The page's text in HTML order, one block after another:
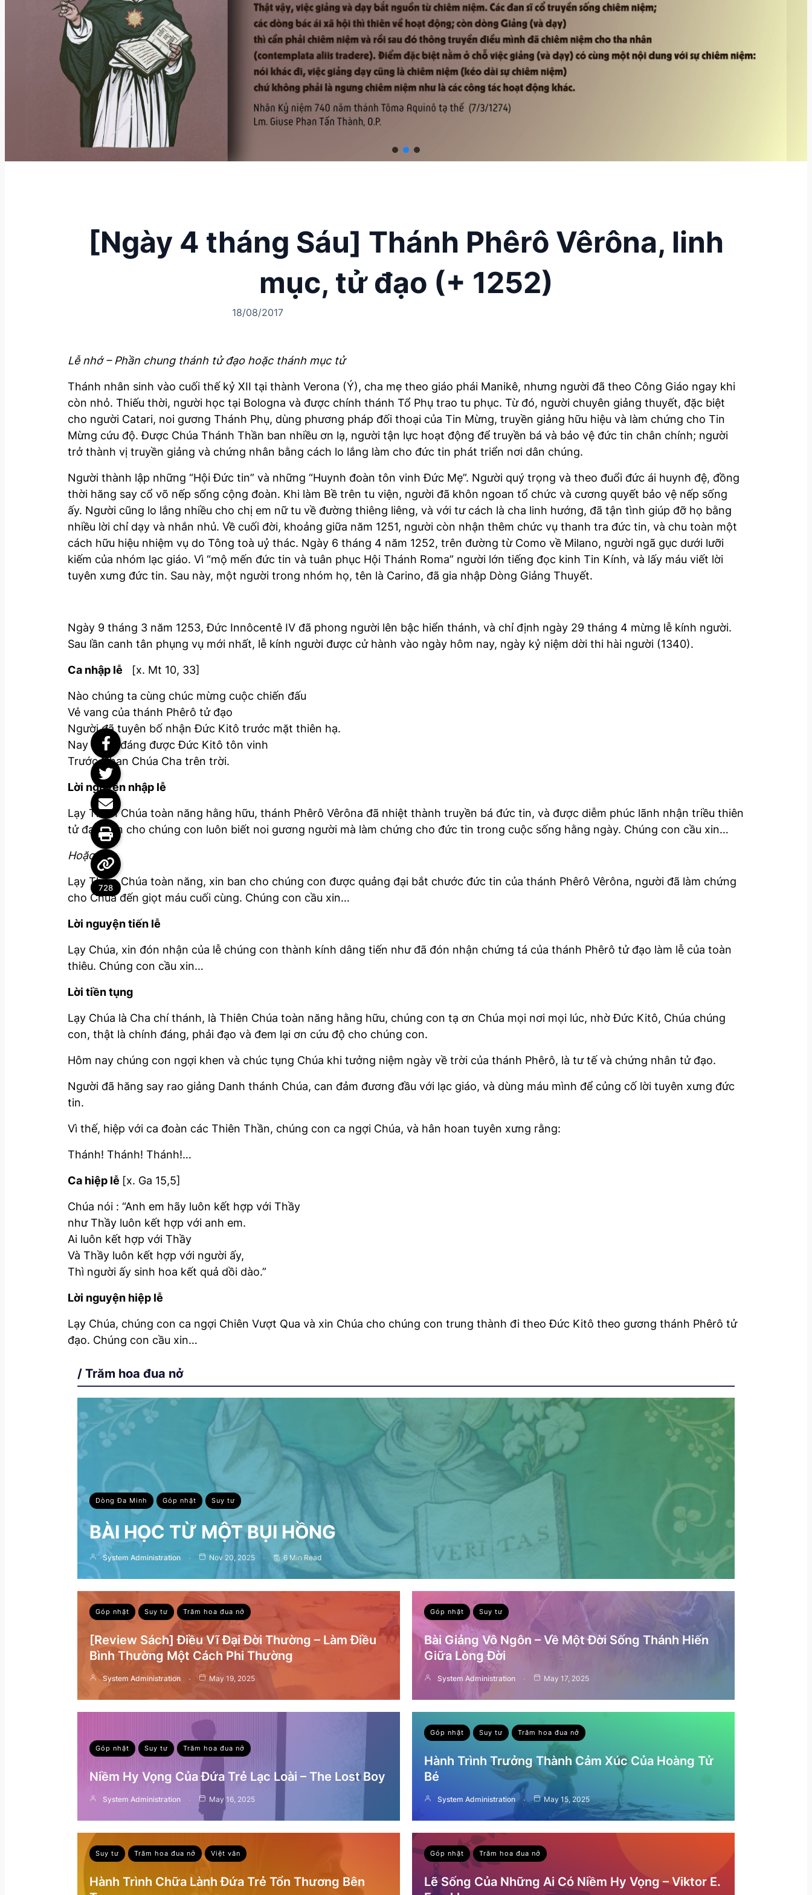
[Ngày 4 tháng Sáu] Thánh Phêrô Vêrôna, linh
mục, tử đạo (+ 1252)
18/08/2017
Lễ nhớ – Phần chung thánh tử đạo hoặc thánh mục tử
Thánh nhân sinh vào cuối thế kỷ XII tại thành Verona (Ý), cha mẹ theo giáo phái Manikê, nhưng người đã theo Công Giáo ngay khi
còn nhỏ. Thiếu thời, người học tại Bologna và được chính thánh Tổ Phụ trao tu phục. Từ đó, người chuyên giảng thuyết, đặc biệt
cho người Catari, noi gương Thánh Phụ, dùng phương pháp đối thoại của Tin Mừng, truyền giảng hữu hiệu và làm chứng cho Tin
Mừng cứu độ. Được Chúa Thánh Thần ban nhiều ơn lạ, người tận lực hoạt động để truyền bá và bảo vệ đức tin chân chính; người
trở thành vị truyền giảng và chứng nhân bằng cách lo lắng làm cho đức tin phát triển nơi dân chúng.
Người thành lập những “Hội Đức tin” và những “Huynh đoàn tôn vinh Đức Mẹ”. Người quý trọng và theo đuổi đức ái huynh đệ, đồng
thời hăng say cổ võ nếp sống cộng đoàn. Khi làm Bề trên tu viện, người đã khôn ngoan tổ chức và cương quyết bảo vệ nếp sống
ấy. Người cũng lo lắng nhiều cho chị em nữ tu về đường thiêng liêng, và với tư cách là cha linh hướng, đã tận tình giúp đỡ họ bằng
nhiều lời chỉ dạy và nhắn nhủ. Về cuối đời, khoảng giữa năm 1251, người còn nhận thêm chức vụ thanh tra đức tin, và chu toàn một
cách hữu hiệu nhiệm vụ do Tông toà uỷ thác. Ngày 6 tháng 4 năm 1252, trên đường từ Como về Milano, người ngã gục dưới lưỡi
kiếm của nhóm lạc giáo. Vì “mộ mến đức tin và tuân phục Hội Thánh Roma” người lớn tiếng đọc kinh Tin Kính, và lấy máu viết lời
tuyên xưng đức tin. Sau này, một người trong nhóm họ, tên là Carino, đã gia nhập Dòng Giảng Thuyết.
Ngày 9 tháng 3 năm 1253, Đức Innôcentê IV đã phong người lên bậc hiển thánh, và chỉ định ngày 29 tháng 4 mừng lễ kính người.
Sau lần canh tân phụng vụ mới nhất, lễ kính người được cử hành vào ngày hôm nay, ngày kỷ niệm dời thi hài người (1340).
Ca nhập lễ [x. Mt 10, 33]
Nào chúng ta cùng chúc mừng cuộc chiến đấu
Vẻ vang của thánh Phêrô tử đạo
Người đã tuyên bố nhận Đức Kitô trước mặt thiên hạ.
Nay xứng đáng được Đức Kitô tôn vinh
Trước Nhan Chúa Cha trên trời.
Lời nguyện nhập lễ
Lạy Thiên Chúa toàn năng hằng hữu, thánh Phêrô Vêrôna đã nhiệt thành truyền bá đức tin, và được diễm phúc lãnh nhận triều thiên
tử đạo. Xin cho chúng con luôn biết noi gương người mà làm chứng cho đức tin trong cuộc sống hằng ngày. Chúng con cầu xin…
Hoặc:
Lạy Thiên Chúa toàn năng, xin ban cho chúng con được quảng đại bắt chước đức tin của thánh Phêrô Vêrôna, người đã làm chứng
cho Chúa đến giọt máu cuối cùng. Chúng con cầu xin…
Lời nguyện tiến lễ
Lạy Chúa, xin đón nhận của lễ chúng con thành kính dâng tiến như đã đón nhận chứng tá của thánh Phêrô tử đạo làm lễ của toàn
thiêu. Chúng con cầu xin…
Lời tiền tụng
Lạy Chúa là Cha chí thánh, là Thiên Chúa toàn năng hằng hữu, chúng con tạ ơn Chúa mọi nơi mọi lúc, nhờ Ðức Kitô, Chúa chúng
con, thật là chính đáng, phải đạo và đem lại ơn cứu độ cho chúng con.
Hôm nay chúng con ngợi khen và chúc tụng Chúa khi tưởng niệm ngày về trời của thánh Phêrô, là tư tế và chứng nhân tử đạo.
Người đã hăng say rao giảng Danh thánh Chúa, can đảm đương đầu với lạc giáo, và dùng máu mình để củng cố lời tuyên xưng đức
tin.
Vì thế, hiệp với ca đoàn các Thiên Thần, chúng con ca ngợi Chúa, và hân hoan tuyên xưng rằng:
Thánh! Thánh! Thánh!…
Ca hiệp lễ [x. Ga 15,5]
Chúa nói : “Anh em hãy luôn kết hợp với Thầy
như Thầy luôn kết hợp với anh em.
Ai luôn kết hợp với Thầy
Và Thầy luôn kết hợp với người ấy,
Thì người ấy sinh hoa kết quả dồi dào.”
Lời nguyện hiệp lễ
Lạy Chúa, chúng con ca ngợi Chiên Vượt Qua và xin Chúa cho chúng con trung thành đi theo Đức Kitô theo gương thánh Phêrô tử
đạo. Chúng con cầu xin…
/ Trăm hoa đua nở
Dòng Đa Minh Góp nhặt Suy tư
BÀI HỌC TỪ MỘT BỤI HỒNG
System Administration Nov 20, 2025 6 Min Read
Góp nhặt Suy tư Trăm hoa đua nở
[Review Sách] Điều Vĩ Đại Đời Thường – Làm Điều
Bình Thường Một Cách Phi Thường
System Administration May 19, 2025
Góp nhặt Suy tư
Bài Giảng Vô Ngôn – Về Một Đời Sống Thánh Hiến
Giữa Lòng Đời
System Administration May 17, 2025
Góp nhặt Suy tư Trăm hoa đua nở
Niềm Hy Vọng Của Đứa Trẻ Lạc Loài – The Lost Boy
System Administration May 16, 2025
Góp nhặt Suy tư Trăm hoa đua nở
Hành Trình Trưởng Thành Cảm Xúc Của Hoàng Tử
Bé
System Administration May 15, 2025
Suy tư Trăm hoa đua nở Việt văn
Hành Trình Chữa Lành Đứa Trẻ Tổn Thương Bên
Góp nhặt Trăm hoa đua nở
Lẽ Sống Của Những Ai Có Niềm Hy Vọng – Viktor E.
728